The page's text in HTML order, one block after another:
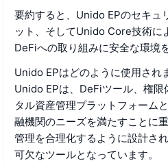
要約すると、Unido EPのセキュ
ット、そしてUnido Core技術に
DeFiへの取り組みに安全な環境
Unido EPはどのように使用され
Unido EPは、DeFiツール、権
タル資産管理プラットフォーム
融機関のニーズを満たすことに
管理を合理化するように設計さ
可欠なツールとなっています。